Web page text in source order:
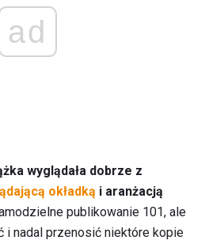
ad
wyglądała dobrze z
okładką i aranżacją
publikowanie 101, ale
i nadal przenosić niektóre kopie